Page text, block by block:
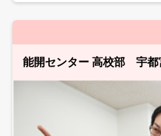
能開センター 高校部 宇